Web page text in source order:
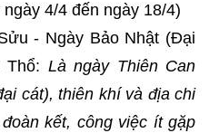
4/4 đến ngày 18/4)
- Ngày Bảo Nhật (Đại
Là ngày Thiên Can
cát), thiên khí và địa chi
kết, công việc ít gặp